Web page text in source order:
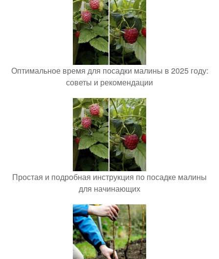
Оптимальное время для посадки малины в 2025 году:
советы и рекомендации
Простая и подробная инструкция по посадке малины
для начинающих